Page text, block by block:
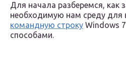
Для начала разберемся, как
необходимую нам среду для
командную строку Windows
способами.